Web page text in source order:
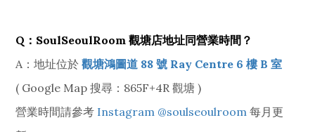
Q：SoulSeoulRoom 觀塘店地址同營業時間？
A：地址位於 觀塘鴻圖道 88 號 Ray Centre 6 樓 B 室
( Google Map 搜尋：865F+4R 觀塘 )
營業時間請參考 Instagram @soulseoulroom 每月更